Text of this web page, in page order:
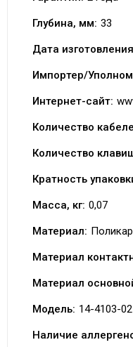
Глубина, мм: 33
Дата
Импортер/
Интернет-сайт:
Количество
Количество
Кратность
Масса, кг: 0,07
Материал:
Материал
Материал
Модель: 14-4103-02
Наличие